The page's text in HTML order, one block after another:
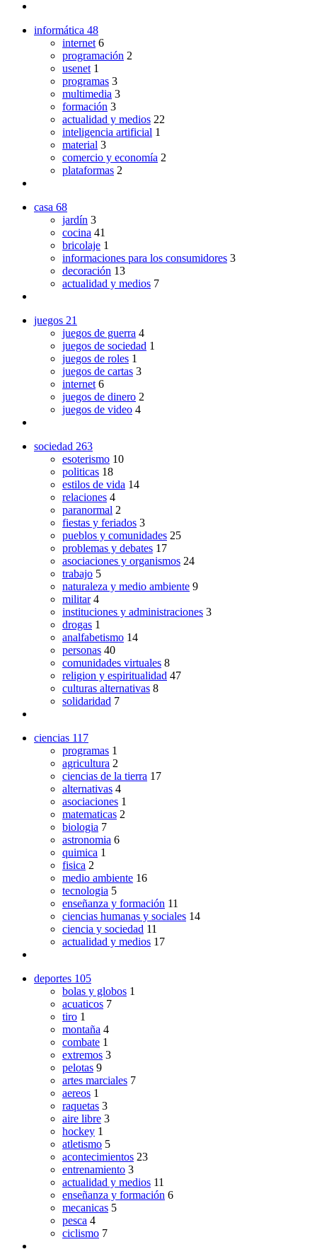
informática 48
internet 6
programación 2
usenet 1
programas 3
multimedia 3
formación 3
actualidad y medios 22
inteligencia artificial 1
material 3
comercio y economía 2
plataformas 2
casa 68
jardín 3
cocina 41
bricolaje 1
informaciones para los consumidores 3
decoración 13
actualidad y medios 7
juegos 21
juegos de guerra 4
juegos de sociedad 1
juegos de roles 1
juegos de cartas 3
internet 6
juegos de dinero 2
juegos de video 4
sociedad 263
esoterismo 10
politicas 18
estilos de vida 14
relaciones 4
paranormal 2
fiestas y feriados 3
pueblos y comunidades 25
problemas y debates 17
asociaciones y organismos 24
trabajo 5
naturaleza y medio ambiente 9
militar 4
instituciones y administraciones 3
drogas 1
analfabetismo 14
personas 40
comunidades virtuales 8
religion y espiritualidad 47
culturas alternativas 8
solidaridad 7
ciencias 117
programas 1
agricultura 2
ciencias de la tierra 17
alternativas 4
asociaciones 1
matematicas 2
biologia 7
astronomia 6
quimica 1
fisica 2
medio ambiente 16
tecnologia 5
enseñanza y formación 11
ciencias humanas y sociales 14
ciencia y sociedad 11
actualidad y medios 17
deportes 105
bolas y globos 1
acuaticos 7
tiro 1
montaña 4
combate 1
extremos 3
pelotas 9
artes marciales 7
aereos 1
raquetas 3
aire libre 3
hockey 1
atletismo 5
acontecimientos 23
entrenamiento 3
actualidad y medios 11
enseñanza y formación 6
mecanicas 5
pesca 4
ciclismo 7